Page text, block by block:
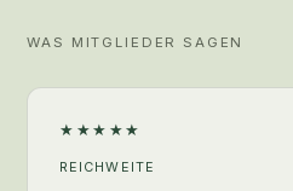
WAS MITGLIEDER SAGEN
★★★★★
REICHWEITE